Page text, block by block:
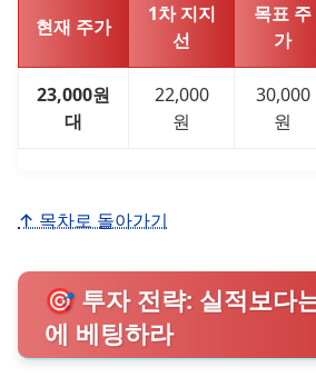
현재 주가
1차 지지
선
목표 주
가
23,000원
대
22,000
원
30,000
원
↑ 목차로 돌아가기
🎯 투자 전략: 실적보다
에 베팅하라